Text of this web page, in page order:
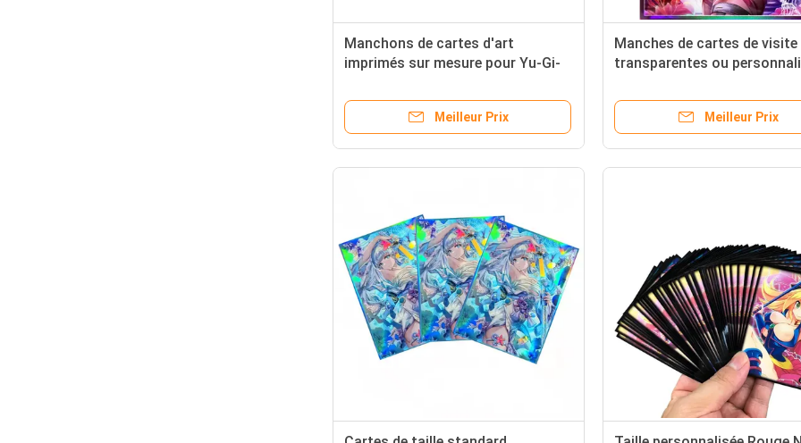
Manchons de cartes d'art
imprimés sur mesure pour Yu-Gi-
Animé Cartes à collectionner Jeux
de société
Meilleur Prix
Manches de cartes de visite
transparentes ou
de visite
Meilleur Prix